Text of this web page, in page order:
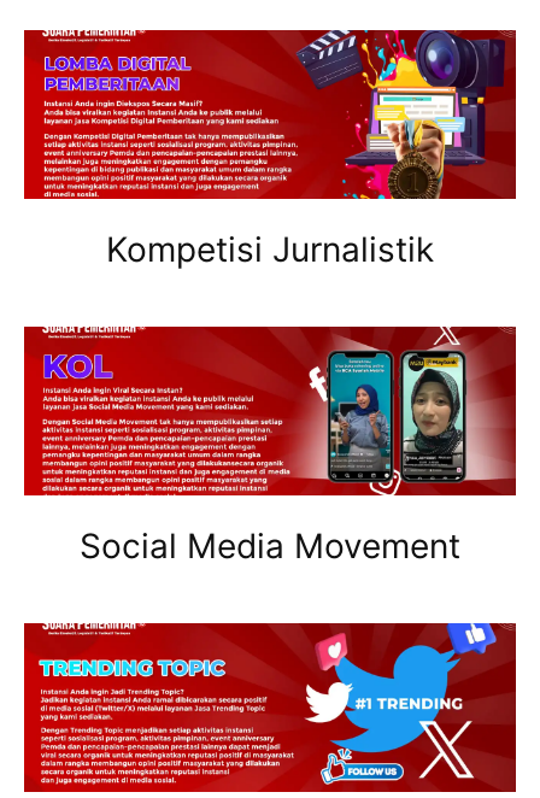
Kompetisi Jurnalistik
Social Media Movement